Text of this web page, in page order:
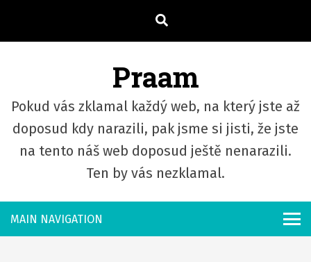
e
Praam
Pokud vás zklamal každý web, na který jste až
doposud kdy narazili, pak jsme si jisti, že jste
na tento náš web doposud ještě nenarazili.
Ten by vás nezklamal.